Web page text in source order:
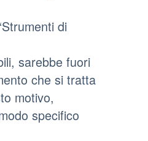
di
sarebbe fuori
che si tratta
motivo,
specifico